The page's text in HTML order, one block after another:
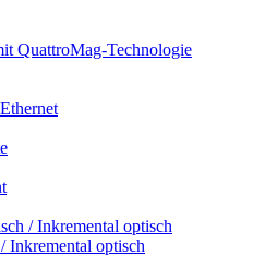
QuattroMag-Technologie
/ Inkremental optisch
Inkremental optisch